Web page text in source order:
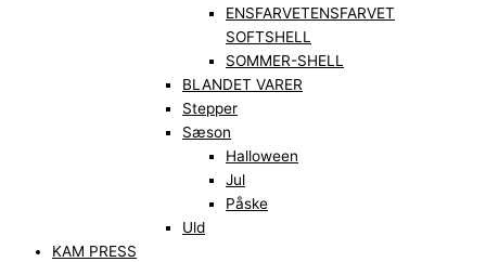
ENSFARVETENSFARVET
SOFTSHELL
SOMMER-SHELL
BLANDET VARER
Stepper
Sæson
Halloween
Jul
Påske
Uld
KAM PRESS